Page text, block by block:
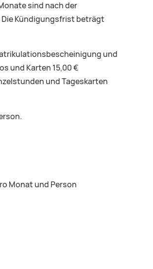
sind nach der
Kündigungsfrist beträgt
und
und Karten 15,00 €
und Tageskarten
Monat und Person